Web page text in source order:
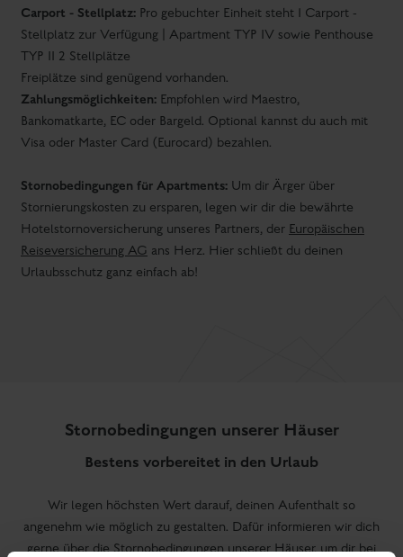
Carport - Stellplatz: Pro gebuchter Einheit steht 1 Carport -
Stellplatz zur Verfügung | Apartment TYP IV sowie Penthouse
TYP II 2 Stellplätze
Freiplätze sind genügend vorhanden.
Zahlungsmöglichkeiten: Empfohlen wird Maestro,
Bankomatkarte, EC oder Bargeld. Optional kannst du auch mit
Visa oder Master Card (Eurocard) bezahlen.
Stornobedingungen für Apartments: Um dir Ärger über
Stornierungskosten zu ersparen, legen wir dir die bewährte
Hotelstornoversicherung unseres Partners, der Europäischen
Reiseversicherung AG ans Herz. Hier schließt du deinen
Urlaubsschutz ganz einfach ab!
Stornobedingungen unserer Häuser
Bestens vorbereitet in den Urlaub
Wir legen höchsten Wert darauf, deinen Aufenthalt so
angenehm wie möglich zu gestalten. Dafür informieren wir dich
gerne über die Stornobedingungen unserer Häuser, um dir bei